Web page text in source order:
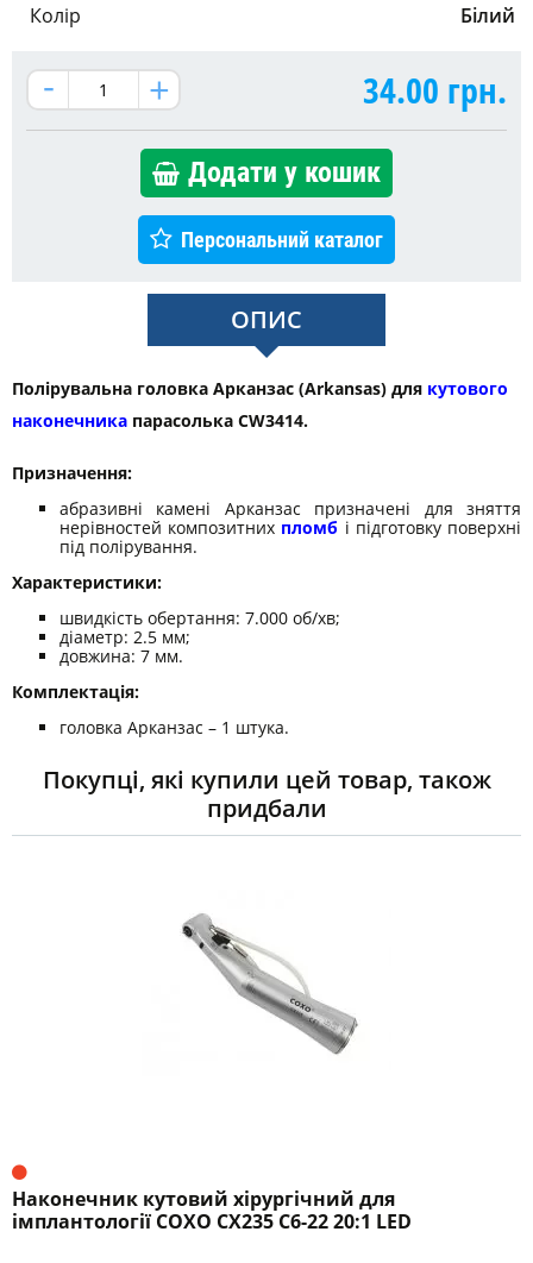
Колір
Білий
34.00 грн.
Додати у кошик
Персональний каталог
ОПИС
Полірувальна головка Арканзас (Arkansas) для кутового
наконечника парасолька CW3414.
Призначення:
абразивні камені Арканзас призначені для зняття
нерівностей композитних пломб і підготовку поверхні
під полірування.
Характеристики:
швидкість обертання: 7.000 об/хв;
діаметр: 2.5 мм;
довжина: 7 мм.
Комплектація:
головка Арканзас – 1 штука.
Покупці, які купили цей товар, також
придбали
Наконечник кутовий хірургічний для
імплантології COXO CX235 C6-22 20:1 LED